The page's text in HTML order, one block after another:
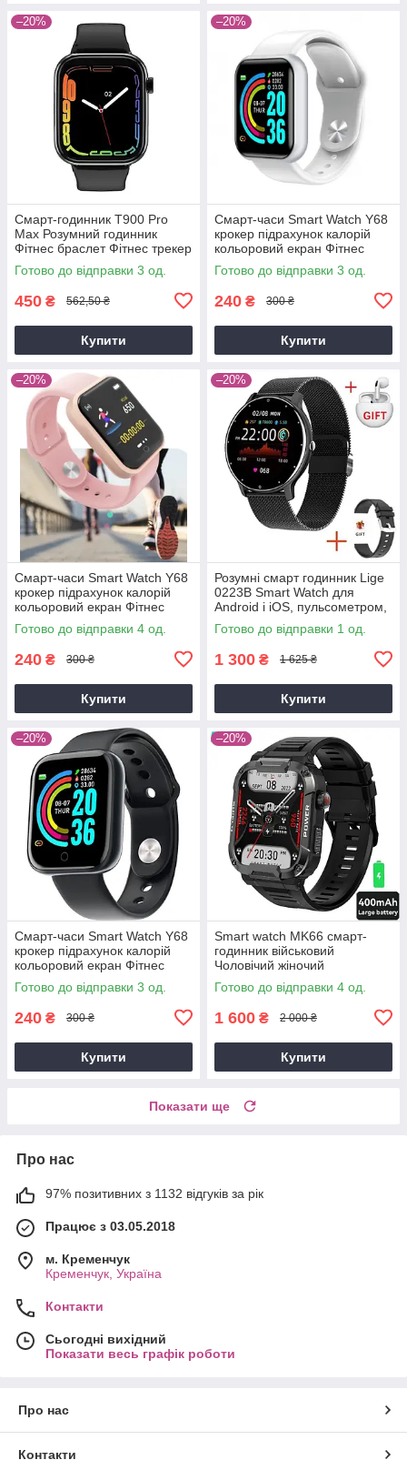
–20%
Смарт-годинник T900 Pro
Max Розумний годинник
Фітнес браслет Фітнес трекер
Готово до відправки 3 од.
450 ₴ 562,50 ₴
Купити
–20%
Смарт-часи Smart Watch Y68
крокер підрахунок калорій
кольоровий екран Фітнес
браслет пульсометр
тонометр
Готово до відправки 3 од.
240 ₴ 300 ₴
Купити
–20%
Смарт-часи Smart Watch Y68
крокер підрахунок калорій
кольоровий екран Фітнес
браслет пульсометр
тонометр
Готово до відправки 4 од.
240 ₴ 300 ₴
Купити
–20%
Розумні смарт годинник Lige
0223B Smart Watch для
Android і iOS, пульсометром,
тонометром, крокоміром
Готово до відправки 1 од.
1 300 ₴ 1 625 ₴
Купити
–20%
Смарт-часи Smart Watch Y68
крокер підрахунок калорій
кольоровий екран Фітнес
браслет пульсометр
тонометр
Готово до відправки 3 од.
240 ₴ 300 ₴
Купити
–20%
Smart watch MK66 смарт-
годинник військовий
Чоловічий жіночий
найкращий Smartwatch 8
розумний Смартгодинник
Готово до відправки 4 од.
1 600 ₴ 2 000 ₴
Купити
Показати ще
Про нас
97% позитивних з 1132 відгуків за рік
Працює з 03.05.2018
м. Кременчук
Кременчук, Україна
Контакти
Сьогодні вихідний
Показати весь графік роботи
Про нас
Контакти